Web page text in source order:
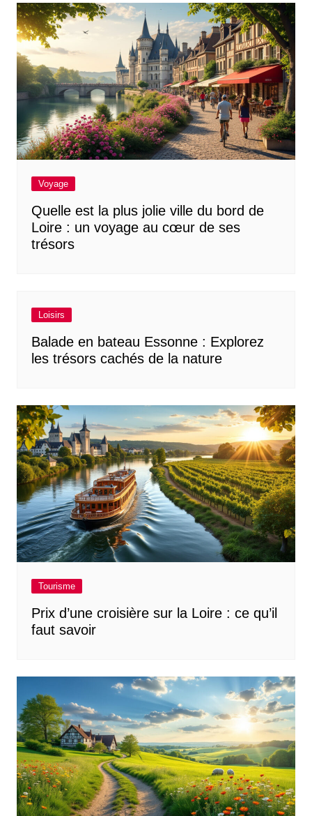
Voyage
Quelle est la plus jolie ville du bord de
Loire : un voyage au cœur de ses
trésors
Loisirs
Balade en bateau Essonne : Explorez
les trésors cachés de la nature
Tourisme
Prix d’une croisière sur la Loire : ce qu’il
faut savoir